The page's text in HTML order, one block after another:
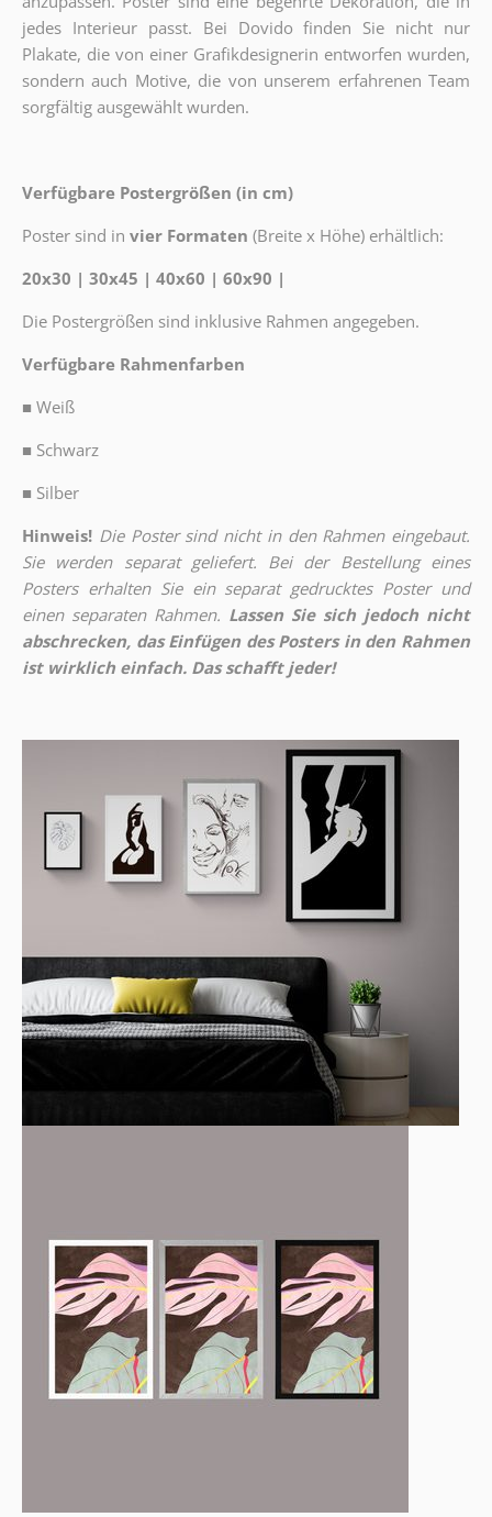
jedes Interieur passt. Bei Dovido finden Sie nicht nur
Plakate, die von einer Grafikdesignerin entworfen wurden,
sondern auch Motive, die von unserem erfahrenen Team
sorgfältig ausgewählt wurden.
Verfügbare Postergrößen (in cm)
Poster sind in vier Formaten (Breite x Höhe) erhältlich:
20x30 | 30x45 | 40x60 | 60x90 |
Die Postergrößen sind inklusive Rahmen angegeben.
Verfügbare Rahmenfarben
■ Weiß
■ Schwarz
■ Silber
Hinweis! Die Poster sind nicht in den Rahmen eingebaut.
Sie werden separat geliefert. Bei der Bestellung eines
Posters erhalten Sie ein separat gedrucktes Poster und
einen separaten Rahmen. Lassen Sie sich jedoch nicht
abschrecken, das Einfügen des Posters in den Rahmen
ist wirklich einfach. Das schafft jeder!